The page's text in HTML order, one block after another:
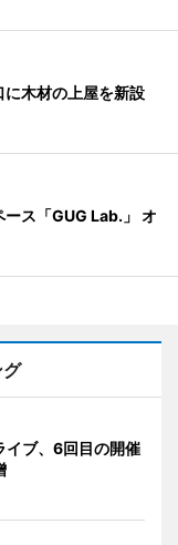
に木材の上屋を新設
ス「GUG Lab.」 オ
イブ、6回目の開催